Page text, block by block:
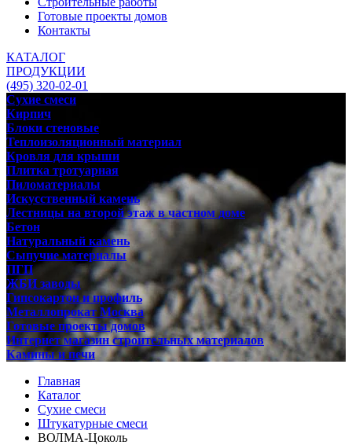
Готовые проекты домов
Контакты
КАТАЛОГ
ПРОДУКЦИИ
(495) 320-02-01
Сухие смеси
Кирпич
Блоки стеновые
Теплоизоляционный материал
Кровля для крыши
Плитка тротуарная
Пиломатериалы
Искусственный камень
Лестницы на второй этаж в частном доме
Бетон
Натуральный камень
Сыпучие материалы
ПГП
ЖБИ заводы
Гипсокартон и профиль
Металлопрокат Москва
Готовые проекты домов
Интернет магазин строительных материалов
Камины и печи
Главная
Каталог
Сухие смеси
Штукатурные смеси
ВОЛМА-Цоколь